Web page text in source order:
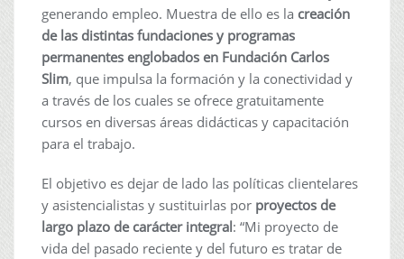
generando empleo. Muestra de ello es la creación
de las distintas fundaciones y programas
permanentes englobados en Fundación Carlos
Slim, que impulsa la formación y la conectividad y
a través de los cuales se ofrece gratuitamente
cursos en diversas áreas didácticas y capacitación
para el trabajo.
El objetivo es dejar de lado las políticas clientelares
y asistencialistas y sustituirlas por proyectos de
largo plazo de carácter integral: “Mi proyecto de
vida del pasado reciente y del futuro es tratar de